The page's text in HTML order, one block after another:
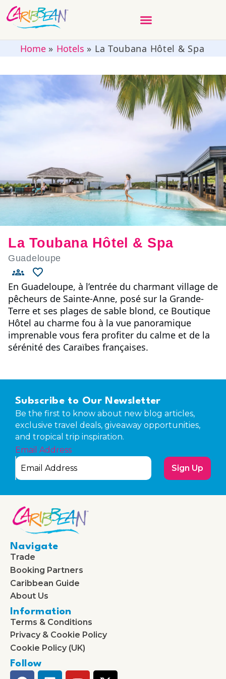
Home» Hotels » La Toubana Hôtel & Spa
La Toubana Hôtel & Spa
Guadeloupe
En Guadeloupe, à l’entrée du charmant village de
pêcheurs de Sainte-Anne, posé sur la Grande-
Terre et ses plages de sable blond, ce Boutique
Hôtel au charme fou à la vue panoramique
imprenable vous fera profiter du calme et de la
sérénité des Caraïbes françaises.
Subscribe to Our Newsletter
Be the first to know about new blog articles,
exclusive travel deals, giveaway opportunities,
and tropical trip inspiration.
Email Address
Sign Up
Navigate
Trade
Booking Partners
Caribbean Guide
About Us
Information
Terms & Conditions
Privacy & Cookie Policy
Cookie Policy (UK)
Follow